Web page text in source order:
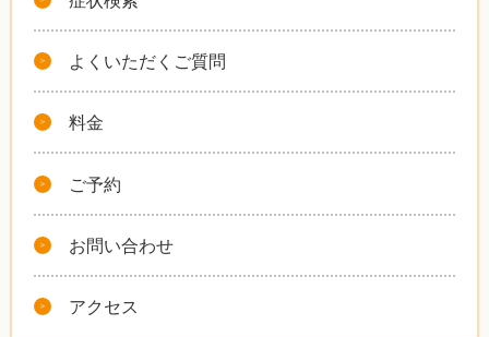
よくいただくご質問
料金
ご予約
お問い合わせ
アクセス